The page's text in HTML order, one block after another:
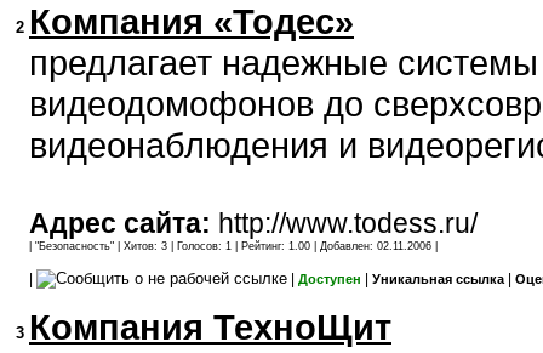
2 Компания «Тодес»
предлагает надежные системы
видеодомофонов до
видеонаблюдения и
Адрес сайта: http://www.todess.ru/
| "Безопасность" | Хитов: 3 | Голосов: 1 | Рейтинг: 1.00 | Добавлен: 02.11.2006 |
Доступен Уникальная ссылка|
3 Компания ТехноЩит